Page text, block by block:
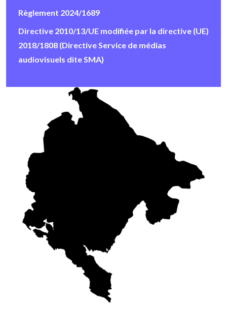
Règlement 2024/1689
Directive 2010/13/UE modifiée par la directive (UE)
2018/1808 (Directive Service de médias
audiovisuels dite SMA)